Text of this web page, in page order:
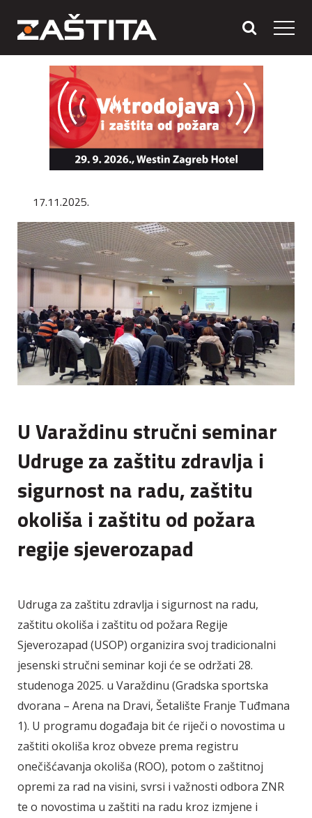
17.11.2025.
U Varaždinu stručni seminar
Udruge za zaštitu zdravlja i
sigurnost na radu, zaštitu
okoliša i zaštitu od požara
regije sjeverozapad
Udruga za zaštitu zdravlja i sigurnost na radu,
zaštitu okoliša i zaštitu od požara Regije
Sjeverozapad (USOP) organizira svoj tradicionalni
jesenski stručni seminar koji će se održati 28.
studenoga 2025. u Varaždinu (Gradska sportska
dvorana – Arena na Dravi, Šetalište Franje Tuđmana
1). U programu događaja bit će riječi o novostima u
zaštiti okoliša kroz obveze prema registru
onečišćavanja okoliša (ROO), potom o zaštitnoj
opremi za rad na visini, svrsi i važnosti odbora ZNR
te o novostima u zaštiti na radu kroz izmjene i